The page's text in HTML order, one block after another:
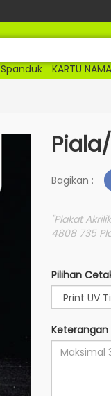
Spanduk KARTU NAMA
Bagikan :
"Plakat
4808 735
Pilihan
Keterangan